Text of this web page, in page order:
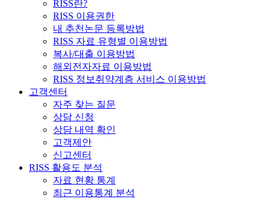
RISS란?
RISS 이용권한
내 추천논문 등록방법
RISS 자료 유형별 이용방법
복사/대출 이용방법
해외전자자료 이용방법
RISS 정보취약계층 서비스 이용방법
고객센터
자주 찾는 질문
상담 신청
상담 내역 확인
고객제안
신고센터
RISS 활용도 분석
자료 현황 통계
최근 이용통계 분석